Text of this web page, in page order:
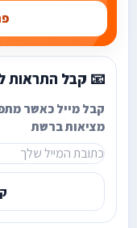
📧 קבל התראות
קבל מייל כאשר
מציאות ברשת